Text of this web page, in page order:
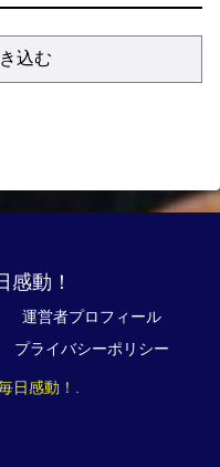
込む
感動！
運営者プロフィール
プライバシーポリシー
日感動！.